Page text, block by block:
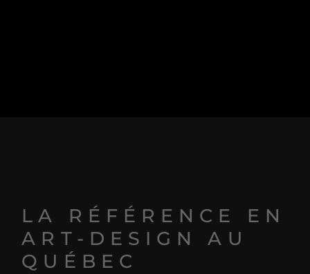
LA RÉFÉRENCE EN
ART-DESIGN AU
QUÉBEC